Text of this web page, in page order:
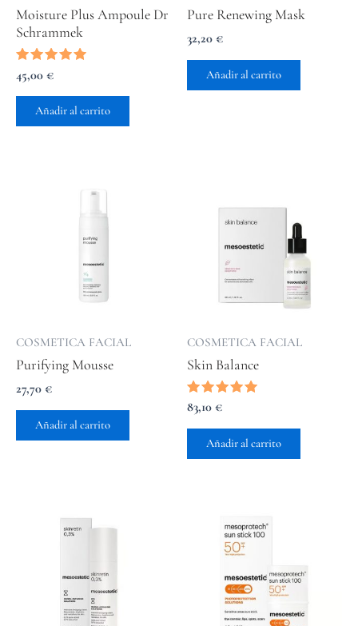
Moisture Plus Ampoule Dr
Schrammek
Valorado
con
5.00
de 5
45,00 €
Añadir al carrito
Pure Renewing Mask
32,20 €
Añadir al carrito
COSMETICA FACIAL
Purifying Mousse
27,70 €
Añadir al carrito
COSMETICA FACIAL
Skin Balance
Valorado
con
5.00
de 5
83,10 €
Añadir al carrito